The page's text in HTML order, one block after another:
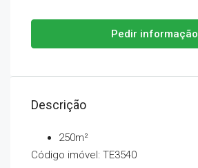
Pedir informação
Descrição
250m²
Código imóvel: TE3540